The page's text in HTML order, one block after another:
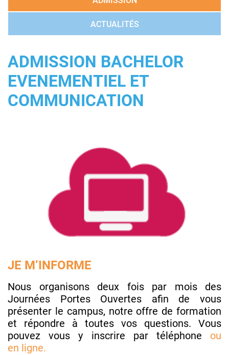
ACTUALITÉS
ADMISSION BACHELOR
EVENEMENTIEL ET
COMMUNICATION
JE M’INFORME
Nous organisons deux fois par mois des
Journées Portes Ouvertes afin de vous
présenter le campus, notre offre de formation
et répondre à toutes vos questions. Vous
pouvez vous y inscrire par téléphone ou
en ligne.